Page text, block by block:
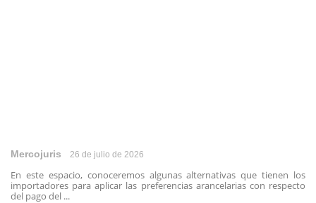
Mercojuris 26 de julio de 2026
En este espacio, conoceremos algunas alternativas que tienen los
importadores para aplicar las preferencias arancelarias con respecto
del pago del ...